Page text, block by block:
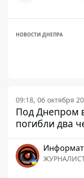
НОВОСТИ ДНЕПРА
09:18, 06 октября
Под Днепром
погибли два